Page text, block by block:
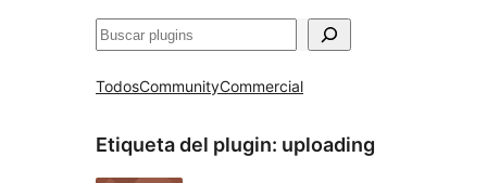
Buscar
TodosCommunityCommercial
Etiqueta del plugin: uploading